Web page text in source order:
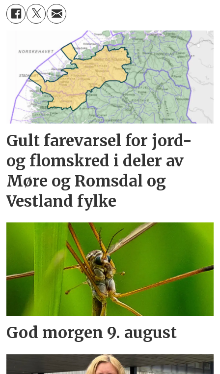
Gult farevarsel for jord-
og flomskred i deler av
Møre og Romsdal og
Vestland fylke
God morgen 9. august